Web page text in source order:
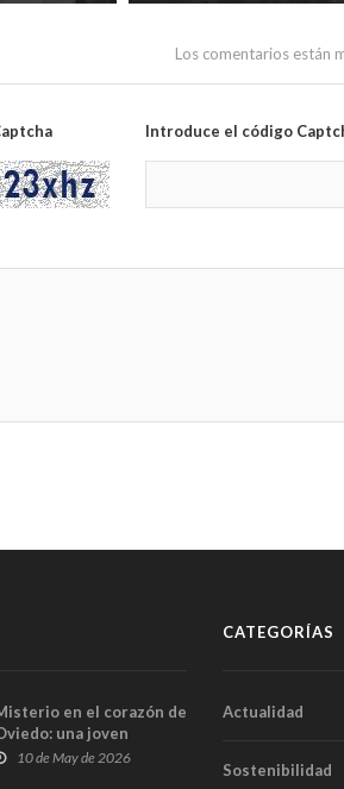
Los comentarios están
Introduce el código
en el corazón de
una joven
muerta dentro
10 de May de 2026
CATEGORÍAS
Actualidad
Sostenibilidad